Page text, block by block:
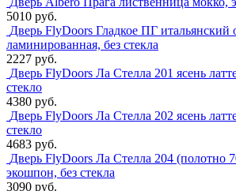
5010 руб.
Дверь FlyDoors Гладкое ПГ итальянский
ламинированная, без стекла
2227 руб.
Дверь FlyDoors Ла Стелла 201 ясень
стекло
4380 руб.
Дверь FlyDoors Ла Стелла 202 ясень
стекло
4683 руб.
Дверь FlyDoors Ла Стелла 204 (полотно
экошпон, без стекла
3090 руб.